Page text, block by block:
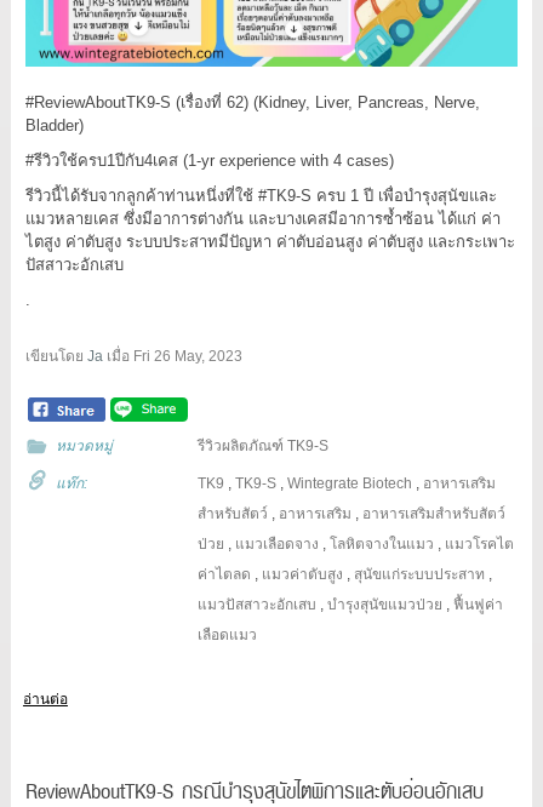
#ReviewAboutTK9-S (เรื่องที่ 62) (Kidney, Liver, Pancreas, Nerve,
Bladder)
#รีวิวใช้ครบ1ปีกับ4เคส(1-yr experience with 4 cases)
รีวิวนี้ได้รับจากลูกค้าท่านหนึ่งที่ใช้ #TK9-S ครบ 1 ปี เพื่อบำรุงสุนัขและ
แมวหลายเคส ซึ่งมีอาการต่างกัน และบางเคสมีอาการซ้ำซ้อน ได้แก่ ค่า
ไตสูง ค่าตับสูง ระบบประสาทมีปัญหา ค่าตับอ่อนสูง ค่าตับสูง และกระเพาะ
ปัสสาวะอักเสบ
เขียนโดย Jaเมื่อ Fri 26 May, 2023
หมวดหมู่ รีวิวผลิตภัณฑ์ TK9-S
แท๊ก: TK9 ,TK9-S ,Wintegrate Biotech , อาหารเสริม
สำหรับสัตว์ , อาหารเสริม , อาหารเสริมสำหรับสัตว์
ป่วย , แมวเลือดจาง ,โลหิตจางในแมว , แมวโรคไต
ค่าไตลด , แมวค่าตับสูง , สุนัขแก่ระบบประสาท ,
แมวปัสสาวะอักเสบ ,บำรุงสุนัขแมวป่วย ,ฟื้นฟูค่า
เลือดแมว
อ่านต่อ
ReviewAboutTK9-S กรณีบำรุงสุนัขไตพิการและตับอ่อนอักเสบ